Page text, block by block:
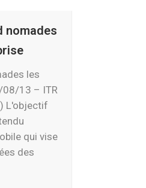
nomades
les
08/13 – ITR
L'objectif
qui vise
des